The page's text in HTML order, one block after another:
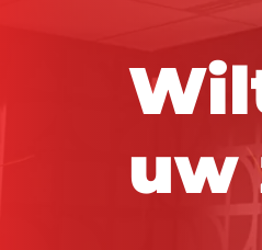
Wil
uw